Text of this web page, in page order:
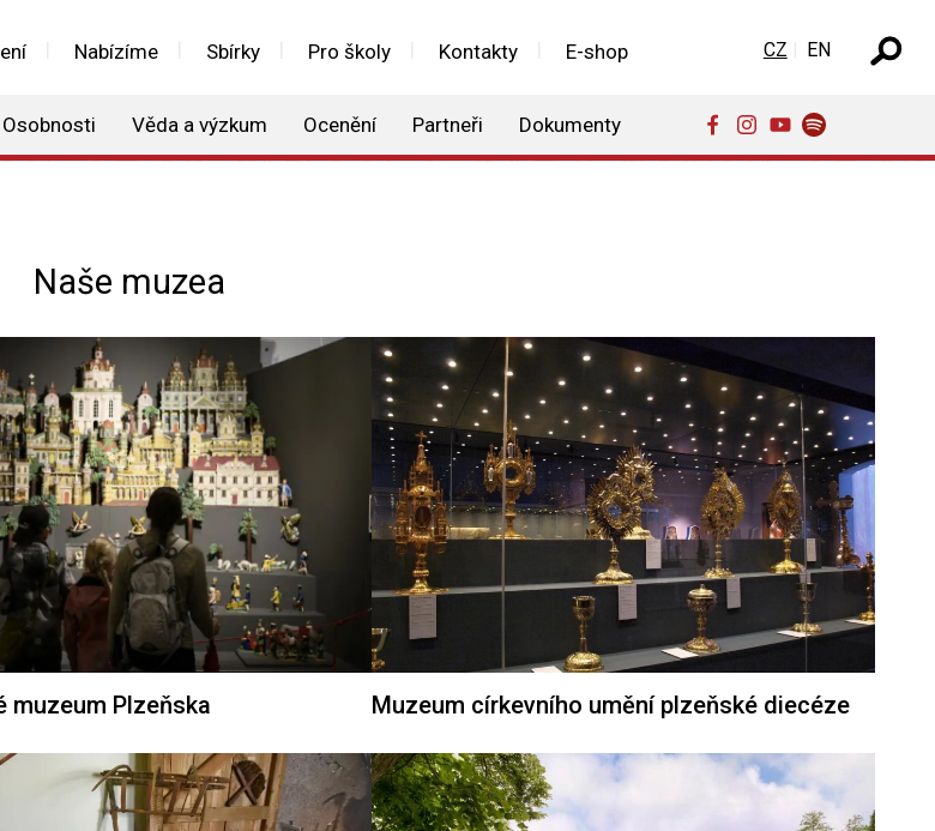
Nabízíme Sbírky Pro školy Kontakty E-shop
Osobnosti Věda a výzkum Ocenění Partneři Dokumenty
Zvolte jazyk
CZ EN
Naše muzea
muzeum Plzeňska Muzeum církevního umění plzeňské diecéze